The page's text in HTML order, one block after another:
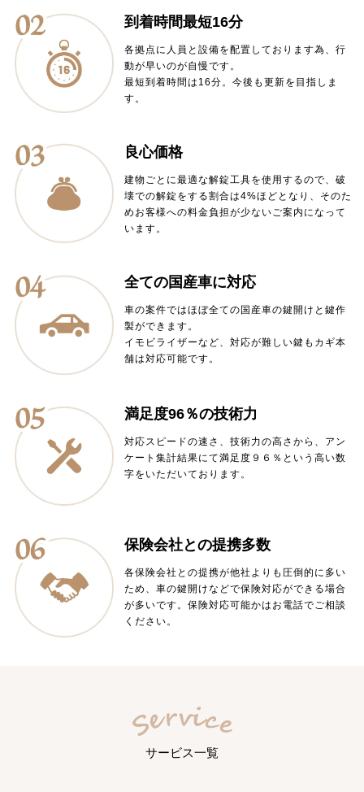
到着時間最短16分
各拠点に人員と設備を配置しております為、行
動が早いのが自慢です。
最短到着時間は16分。今後も更新を目指しま
す。
良心価格
建物ごとに最適な解錠工具を使用するので、破
壊での解錠をする割合は4%ほどとなり、そのた
めお客様への料金負担が少ないご案内になって
います。
全ての国産車に対応
車の案件ではほぼ全ての国産車の鍵開けと鍵作
製ができます。
イモビライザーなど、対応が難しい鍵もカギ本
舗は対応可能です。
満足度96％の技術力
対応スピードの速さ、技術力の高さから、アン
ケート集計結果にて満足度９６％という高い数
字をいただいております。
保険会社との提携多数
各保険会社との提携が他社よりも圧倒的に多い
ため、車の鍵開けなどで保険対応ができる場合
が多いです。保険対応可能かはお電話でご相談
ください。
サービス一覧